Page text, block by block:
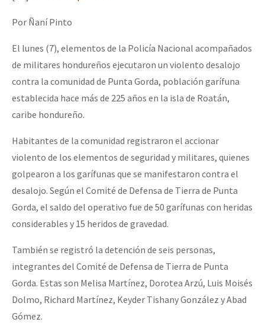
La Sexta
AutonomÍa y Resistencia
Megaproyectos
Migración
Presos
Niñxs
ETIQUETAS
Audio
Fotorreportaje
Video
Dia 1: Encontro “Guerra contra a Humanidade”
[CDMX – 20 julio] Jornadas globales por la libertad de Jesús
“Sonhando a Terra do Bem Virá” se publica no Estado Espanhol
Se o México sabe, que o mundo saiba! Nossas lutas pela
[25 abr – CDMX] Tokín por el CNI: 30 años de Resistencia y
Por Ñaní Pinto
El lunes (7), elementos de la Policía Nacional acompañados
de militares hondureños ejecutaron un violento desalojo
contra la comunidad de Punta Gorda, población garífuna
establecida hace más de 225 años en la isla de Roatán,
caribe hondureño.
Habitantes de la comunidad registraron el accionar
violento de los elementos de seguridad y militares, quienes
golpearon a los garífunas que se manifestaron contra el
desalojo. Según el Comité de Defensa de Tierra de Punta
Gorda, el saldo del operativo fue de 50 garífunas con heridas
considerables y 15 heridos de gravedad.
También se registró la detención de seis personas,
integrantes del Comité de Defensa de Tierra de Punta
Gorda. Estas son Melisa Martínez, Dorotea Arzú, Luis Moisés
Dolmo, Richard Martínez, Keyder Tishany González y Abad
Gómez.